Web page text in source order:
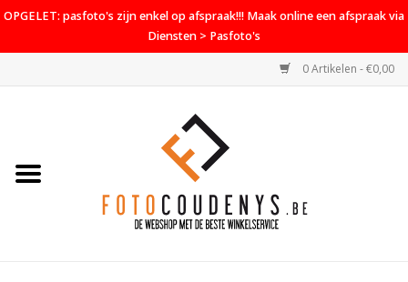
OPGELET: pasfoto's zijn enkel op afspraak!!! Maak online een afspraak via
Diensten > Pasfoto's
0 Artikelen - €0,00
Home